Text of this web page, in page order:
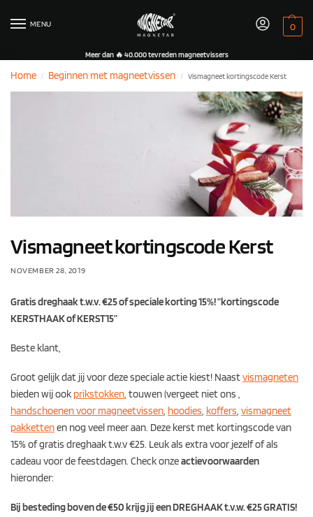
MENU 0
Meer dan 🔥 40.000 tevreden magneetvissers
Home / Beginnen met magneetvissen / Vismagneet kortingscode Kerst
Vismagneet kortingscode Kerst
NOVEMBER 28, 2019
Gratis dreghaak t.w.v. €25 of speciale korting 15%! ”kortingscode
KERSTHAAK of KERST15”
Beste klant,
Groot gelijk dat jij voor deze speciale actie kiest! Naastvismagneten
bieden wij ook prikstokken, touwen (vergeet niet ons ,
handschoenen voor magneetvissen, hoodies, koffers, vismagneet
pakkettenen nog veel meer aan. Deze kerst met kortingscode van
15% of gratis dreghaak t.w.v €25. Leuk als extra voor jezelf of als
cadeau voor de feestdagen. Check onzeactievoorwaarden
hieronder:
Bij besteding boven de €50 krijg jij een DREGHAAK t.v.w. €25 GRATIS!